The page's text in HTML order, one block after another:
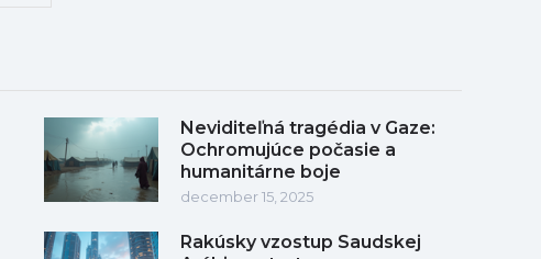
Neviditeľná tragédia v Gaze:
Ochromujúce počasie a
humanitárne boje
december 15, 2025
Rakúsky vzostup Saudskej